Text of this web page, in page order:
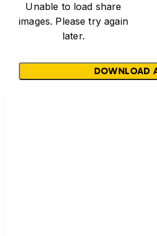
Unable to load share
images. Please try again
later.
DOWNLOAD